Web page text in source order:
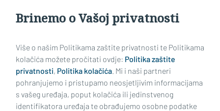
Brinemo o Vašoj privatnosti
Više o našim Politikama zaštite privatnosti te Politikama
kolačića možete pročitati ovdje: Politika zaštite
privatnosti, Politika kolačića. Mi i naši partneri
pohranjujemo i pristupamo neosjetljivim informacijama
s vašeg uređaja, poput kolačića ili jedinstvenog
identifikatora uređaja te obrađujemo osobne podatke